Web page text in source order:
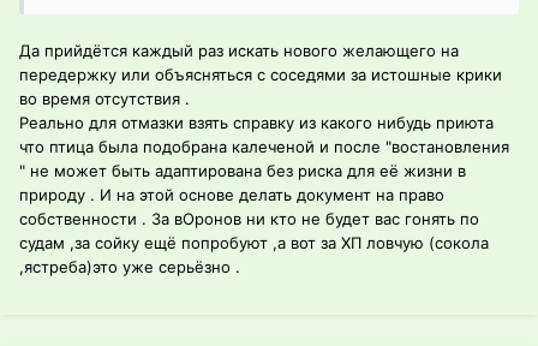
Да прийдётся каждый раз искать нового желающего на
передержку или объясняться с соседями за истошные крики
во время отсутствия .
Реально для отмазки взять справку из какого нибудь приюта
что птица была подобрана калеченой и после "востановления
" не может быть адаптирована без риска для её жизни в
природу . И на этой основе делать документ на право
собственности . За вОронов ни кто не будет вас гонять по
судам ,за сойку ещё попробуют ,а вот за ХП ловчую (сокола
,ястреба)это уже серьёзно .